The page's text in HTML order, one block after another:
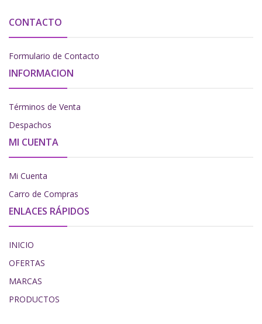
CONTACTO
Formulario de Contacto
INFORMACION
Términos de Venta
Despachos
MI CUENTA
Mi Cuenta
Carro de Compras
ENLACES RÁPIDOS
INICIO
OFERTAS
MARCAS
PRODUCTOS